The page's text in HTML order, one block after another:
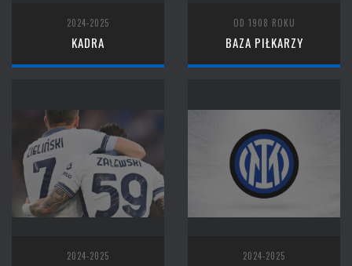
2024-2025
KADRA
OD 1908 ROKU
BAZA PIŁKARZY
2024-2025 2024-2025